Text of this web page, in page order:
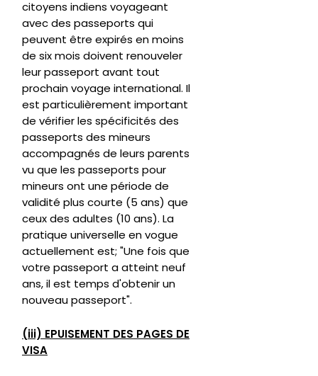
citoyens indiens voyageant
avec des passeports qui
peuvent être expirés en moins
de six mois doivent renouveler
leur passeport avant tout
prochain voyage international. Il
est particulièrement important
de vérifier les spécificités des
passeports des mineurs
accompagnés de leurs parents
vu que les passeports pour
mineurs ont une période de
validité plus courte (5 ans) que
ceux des adultes (10 ans). La
pratique universelle en vogue
actuellement est; "Une fois que
votre passeport a atteint neuf
ans, il est temps d'obtenir un
nouveau passeport".
(iii) EPUISEMENT DES PAGES DE
VISA